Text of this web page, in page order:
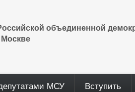
объединенной
МСУ Вступить